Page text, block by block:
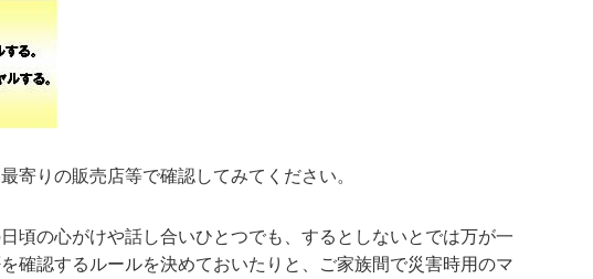
寄りの販売店等で確認してみてください。
頃の心がけや話し合いひとつでも、するとしないとでは万が一
確認するルールを決めておいたりと、ご家族間で災害時用のマ